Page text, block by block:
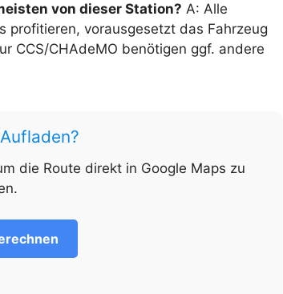
von dieser Station? A: Alle
profitieren, vorausgesetzt das Fahrzeug
CCS/CHAdeMO benötigen ggf. andere
die Route direkt in Google Maps zu